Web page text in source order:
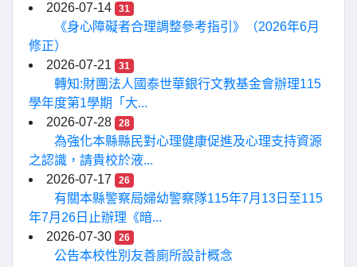
2026-07-14
31
《身心障礙者合理調整參考指引》（2026年6月
修正）
2026-07-21
31
轉知:財團法人國泰世華銀行文教基金會辦理115
學年度第1學期「大...
2026-07-28
28
為強化本縣縣民對心理健康促進及心理支持資源
之認識，請貴校於液...
2026-07-17
26
有關本縣警察局婦幼警察隊115年7月13日至115
年7月26日止辦理《暗...
2026-07-30
26
公告本校性別友善廁所設計概念